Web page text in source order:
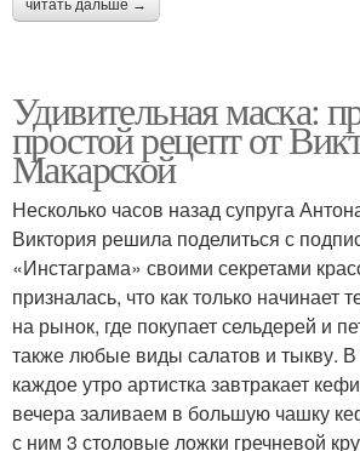
читать дальше →
Удивительная маска:
простой рецепт от
Макарской
Несколько часов назад супруга
Виктория решила поделиться с
«Инстаграма» своими секретами
призналась, что как только начинает
на рынок, где покупает сельдерей и
также любые виды салатов и тыкву. В
каждое утро артистка завтракает
вечера заливаем в большую чашку
с ним 3 столовые ложки гречневой